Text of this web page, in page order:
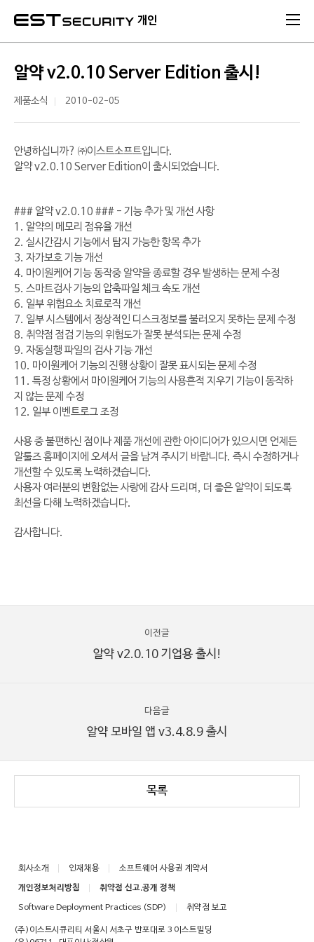
개인
알약 v2.0.10 Server Edition 출시!
제품소식 2010-02-05
안녕하십니까? ㈜이스트소프트입니다.
알약 v2.0.10 Server Edition이 출시되었습니다.
### 알약 v2.0.10 ### - 기능 추가 및 개선 사항
1. 알약의 메모리 점유율 개선
2. 실시간감시 기능에서 탐지 가능한 항목 추가
3. 자가보호 기능 개선
4. 마이원케어 기능 동작중 알약을 종료할 경우 발생하는 문제 수정
5. 스마트검사 기능의 압축파일 체크 속도 개선
6. 일부 위험요소 치료로직 개선
7. 일부 시스템에서 정상적인 디스크정보를 불러오지 못하는 문제 수정
8. 취약점 점검 기능의 위험도가 잘못 분석되는 문제 수정
9. 자동실행 파일의 검사 기능 개선
10. 마이원케어 기능의 진행 상황이 잘못 표시되는 문제 수정
11. 특정 상황에서 마이원케어 기능의 사용흔적 지우기 기능이 동작하
지 않는 문제 수정
12. 일부 이벤트로그 조정
사용 중 불편하신 점이나 제품 개선에 관한 아이디어가 있으시면 언제든
알툴즈 홈페이지에 오셔서 글을 남겨 주시기 바랍니다. 즉시 수정하거나
개선할 수 있도록 노력하겠습니다.
사용자 여러분의 변함없는 사랑에 감사 드리며, 더 좋은 알약이 되도록
최선을 다해 노력하겠습니다.
감사합니다.
이전글
알약 v2.0.10 기업용 출시!
다음글
알약 모바일 앱 v3.4.8.9 출시
목록
회사소개 인재채용
소프트웨어 사용권 계약서
개인정보처리방침
취약점 신고.공개 정책
Software Deployment Practices (SDP)
취약점 보고
(주)이스트시큐리티 서울시 서초구 반포대로 3 이스트빌딩